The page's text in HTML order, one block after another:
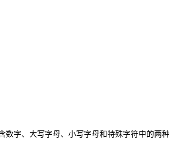
数字、大写字母、小写字母和特殊字符中的两种